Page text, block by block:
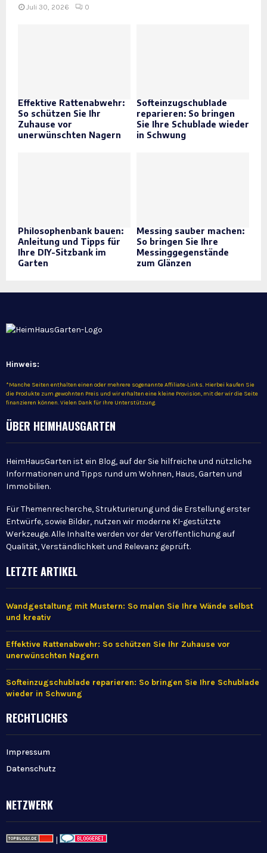
Juli 30, 2026 0
Effektive Rattenabwehr:
So schützen Sie Ihr
Zuhause vor
unerwünschten Nagern
Softeinzugschublade
reparieren: So bringen
Sie Ihre Schublade wieder
in Schwung
Philosophenbank bauen:
Anleitung und Tipps für
Ihre DIY-Sitzbank im
Garten
Messing sauber machen:
So bringen Sie Ihre
Messinggegenstände
zum Glänzen
Hinweis:
*Manche Seiten enthalten einen oder mehrere sogenannte Affiliate-Links. Hierbei kaufen Sie
die Produkte zum gewohnten Preis und wir erhalten eine kleine Provision, mit der wir die Seite
finanzieren können. Vielen Dank für Ihre Unterstützung.
ÜBER HEIMHAUSGARTEN
HeimHausGarten ist ein Blog, auf der Sie hilfreiche und nützliche
Informationen und Tipps rund um Wohnen, Haus, Garten und
Immobilien.
Für Themenrecherche, Strukturierung und die Erstellung erster
Entwürfe, sowie Bilder, nutzen wir moderne KI-gestützte
Werkzeuge. Alle Inhalte werden vor der Veröffentlichung auf
Qualität, Verständlichkeit und Relevanz geprüft.
LETZTE ARTIKEL
Wandgestaltung mit Mustern: So malen Sie Ihre Wände selbst
und kreativ
Effektive Rattenabwehr: So schützen Sie Ihr Zuhause vor
unerwünschten Nagern
Softeinzugschublade reparieren: So bringen Sie Ihre Schublade
wieder in Schwung
RECHTLICHES
Impressum
Datenschutz
NETZWERK
|